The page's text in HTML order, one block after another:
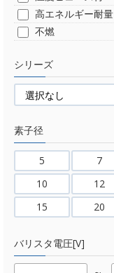
高エネルギー耐量
不燃
シリーズ
素子径
5 7
10
12
15
20
バリスタ電圧[V]